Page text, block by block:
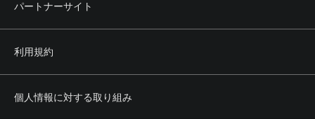
パートナーサイト
利用規約
個人情報に対する取り組み